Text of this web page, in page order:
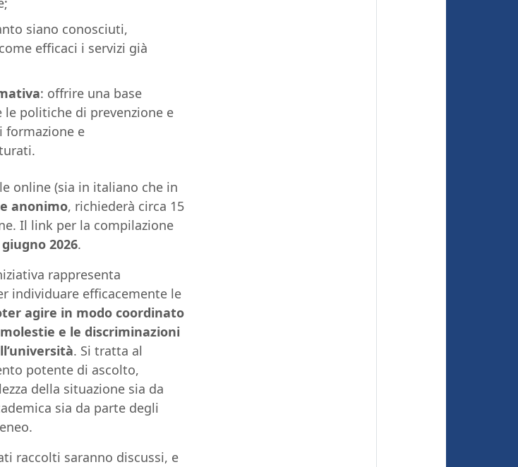
siano conosciuti,
efficaci i servizi già
: offrire una base
politiche di prevenzione e
formazione e
online (sia in italiano che in
anonimo, richiederà circa 15
Il link per la compilazione
2026.
rappresenta
individuare efficacemente le
agire in modo coordinato
e le discriminazioni
. Si tratta al
potente di ascolto,
della situazione sia da
sia da parte degli
raccolti saranno discussi, e